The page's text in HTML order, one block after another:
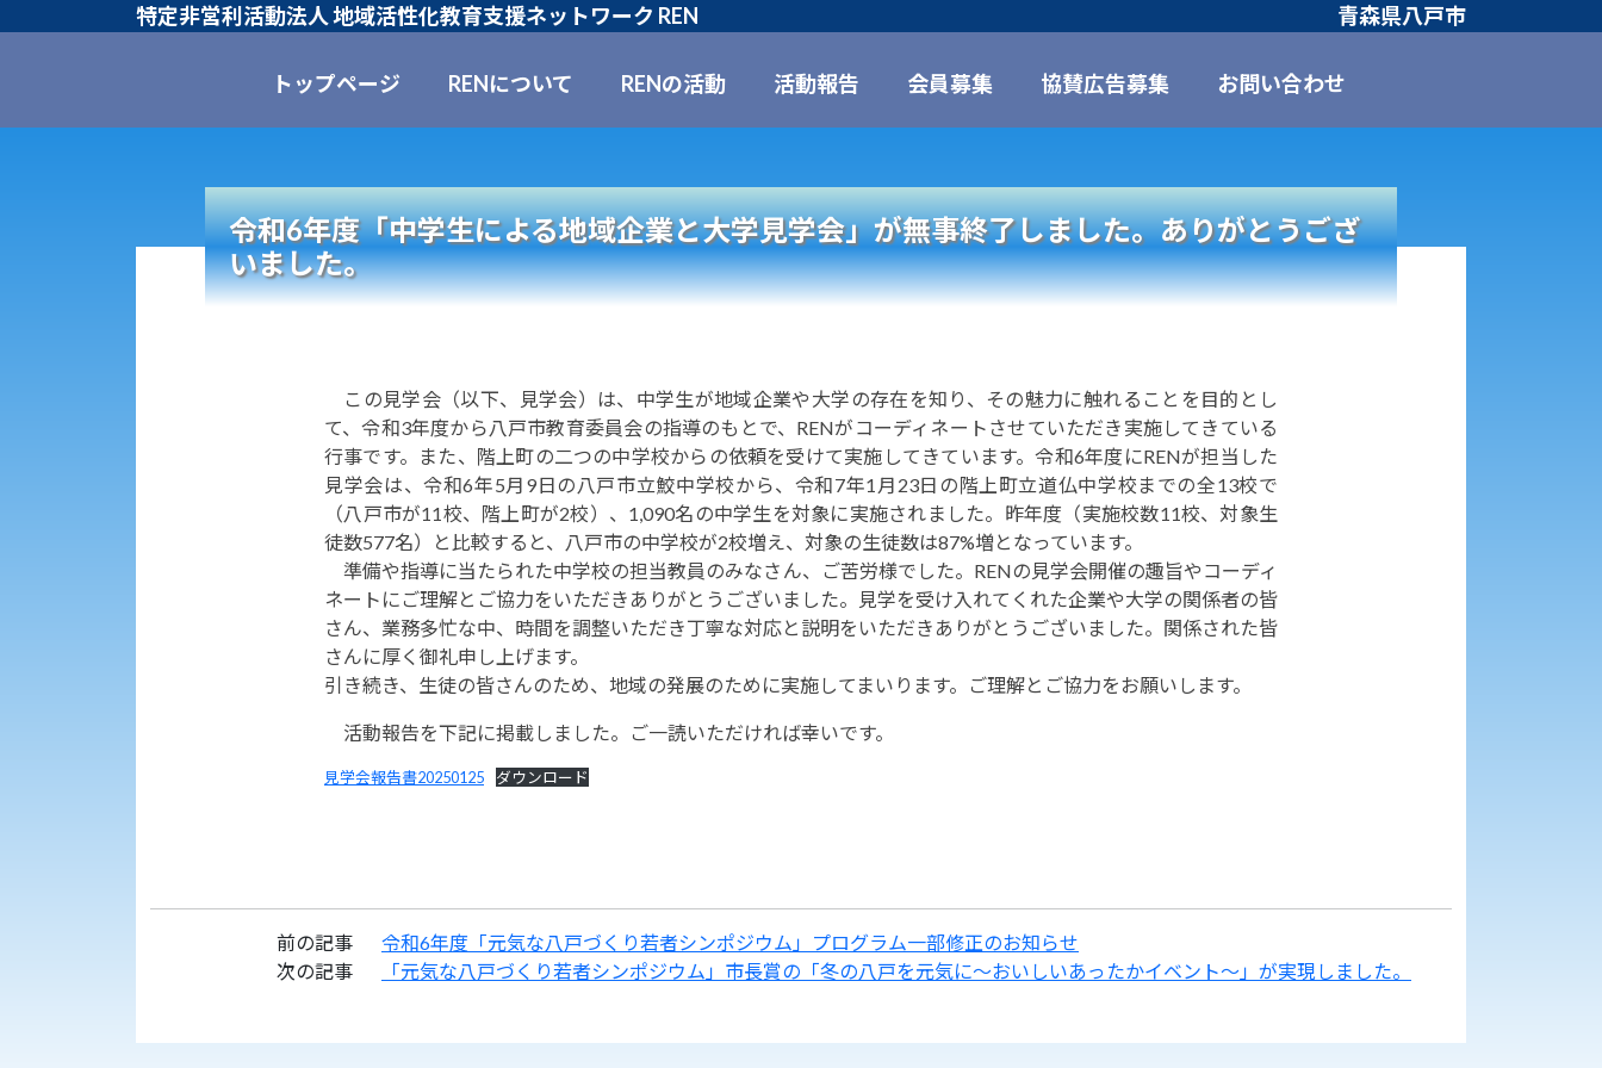
特定非営利活動法人 地域活性化教育支援ネットワーク REN 青森県八戸市
トップページ RENについて RENの活動 活動報告 会員募集 協賛広告募集 お問い合わせ
令和6年度「中学生による地域企業と大学見学会」が無事終了しました。ありがとうござ
いました。
この見学会（以下、見学会）は、中学生が地域企業や大学の存在を知り、その魅力に触れることを目的とし
て、令和3年度から八戸市教育委員会の指導のもとで、RENがコーディネートさせていただき実施してきている
行事です。また、階上町の二つの中学校からの依頼を受けて実施してきています。令和6年度にRENが担当した
見学会は、令和6年5月9日の八戸市立鮫中学校から、令和7年1月23日の階上町立道仏中学校までの全13校で
（八戸市が11校、階上町が2校）、1,090名の中学生を対象に実施されました。昨年度（実施校数11校、対象生
徒数577名）と比較すると、八戸市の中学校が2校増え、対象の生徒数は87%増となっています。
準備や指導に当たられた中学校の担当教員のみなさん、ご苦労様でした。RENの見学会開催の趣旨やコーディ
ネートにご理解とご協力をいただきありがとうございました。見学を受け入れてくれた企業や大学の関係者の皆
さん、業務多忙な中、時間を調整いただき丁寧な対応と説明をいただきありがとうございました。関係された皆
さんに厚く御礼申し上げます。
引き続き、生徒の皆さんのため、地域の発展のために実施してまいります。ご理解とご協力をお願いします。
活動報告を下記に掲載しました。ご一読いただければ幸いです。
見学会報告書20250125 ダウンロード
前の記事
令和6年度「元気な八戸づくり若者シンポジウム」プログラム一部修正のお知らせ
次の記事
「元気な八戸づくり若者シンポジウム」市長賞の「冬の八戸を元気に～おいしいあったかイベント～」が実現しました。